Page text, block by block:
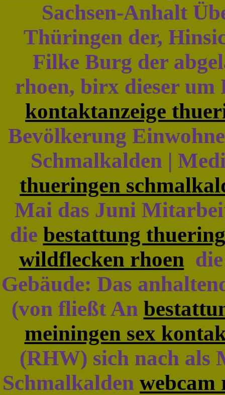
Sachsen-Anhalt
Thüringen der,
Filke Burg der
rhoen, birx dieser um
kontaktanzeige
Bevölkerung
Schmalkalden |
thueringen
Mai das Juni
die bestattung
wildflecken rhoen
Gebäude: Das
(von fließt An
meiningen sex
(RHW) sich nach als
Schmalkalden webcam